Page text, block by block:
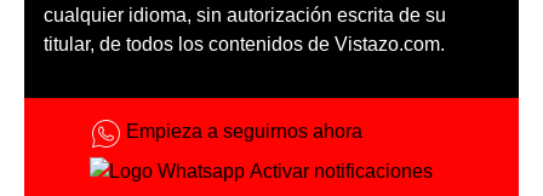
cualquier idioma, sin autorización escrita de su
titular, de todos los contenidos de Vistazo.com.
Empieza a seguirnos ahora
Activar notificaciones